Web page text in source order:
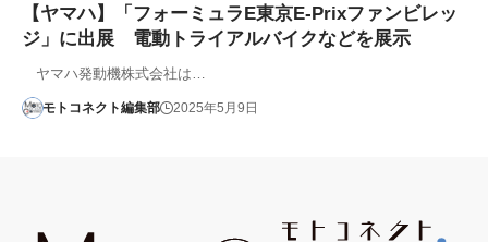
【ヤマハ】「フォーミュラE東京E-Prixファンビレッ
ジ」に出展 電動トライアルバイクなどを展示
ヤマハ発動機株式会社は…
モトコネクト編集部 2025年5月9日